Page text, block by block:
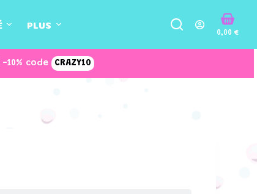
PLUS
0,00€
-10% code CRAZY10